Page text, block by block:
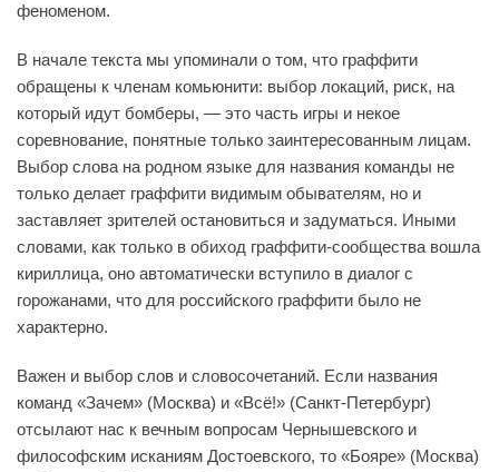
феноменом.
В начале текста мы упоминали о том, что граффити
обращены к членам комьюнити: выбор локаций, риск, на
который идут бомберы, — это часть игры и некое
соревнование, понятные только заинтересованным лицам.
Выбор слова на родном языке для названия команды не
только делает граффити видимым обывателям, но и
заставляет зрителей остановиться и задуматься. Иными
словами, как только в обиход граффити-сообщества вошла
кириллица, оно автоматически вступило в диалог с
горожанами, что для российского граффити было не
характерно.
Важен и выбор слов и словосочетаний. Если названия
команд «Зачем» (Москва) и «Всё!» (Санкт-Петербург)
отсылают нас к вечным вопросам Чернышевского и
философским исканиям Достоевского, то «Бояре» (Москва)